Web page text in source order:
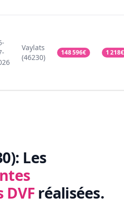
Vaylats
(46230)
148 596€ 1 218€
Les
réalisées.